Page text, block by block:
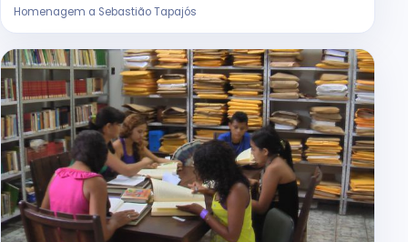
Homenagem a Sebastião Tapajós